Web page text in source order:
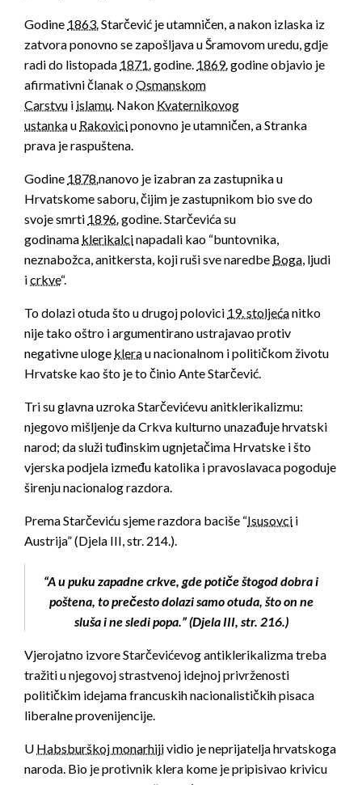
Godine 1863.Starčević je utamničen, a nakon izlaska iz
zatvora ponovno se zapošljava u Šramovom uredu, gdje
radi do listopada 1871.godine. 1869.godine objavio je
afirmativni članak oOsmanskom
Carstvu i islamu. Nakon Kvaternikovog
ustankau Rakoviciponovno je utamničen, a Stranka
prava je raspuštena.
Godine 1878.nanovo je izabran za zastupnika u
Hrvatskome saboru, čijim je zastupnikom bio sve do
svoje smrti 1896.godine. Starčevića su
godinama klerikalcinapadali kao “buntovnika,
neznabožca, anitkersta, koji ruši sve naredbe Boga, ljudi
icrkve“.
To dolazi otuda što u drugoj polovici 19. stoljećanitko
nije tako oštro i argumentirano ustrajavao protiv
negativne uloge klerau nacionalnom i političkom životu
Hrvatske kao što je to činio Ante Starčević.
Tri su glavna uzroka Starčevićevu anitklerikalizmu:
njegovo mišljenje da Crkva kulturno unazađuje hrvatski
narod; da služi tuđinskim ugnjetačima Hrvatske i što
vjerska podjela između katolika i pravoslavaca pogoduje
širenju nacionalog razdora.
Prema Starčeviću sjeme razdora baciše “Isusovci i
Austrija” (Djela III, str. 214.).
“A u puku zapadne crkve, gde potiče štogod dobra i
poštena, to prečesto dolazi samo otuda, što on ne
sluša i ne sledi popa.” (Djela III, str. 216.)
Vjerojatno izvore Starčevićevog antiklerikalizma treba
tražiti u njegovoj strastvenoj idejnoj privrženosti
političkim idejama francuskih nacionalističkih pisaca
liberalne provenijencije.
U Habsburškoj monarhijividio je neprijatelja hrvatskoga
naroda. Bio je protivnik klera kome je pripisivao krivicu